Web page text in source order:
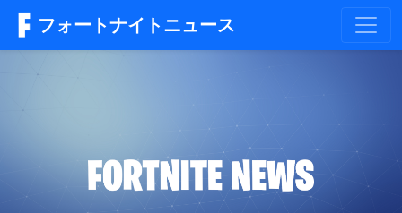
フォートナイトニュース